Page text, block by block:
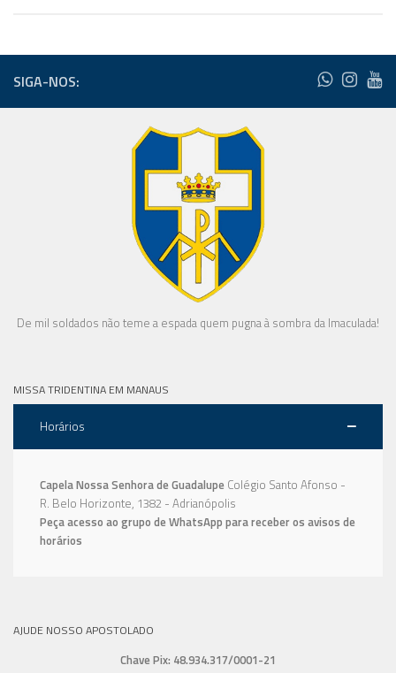
SIGA-NOS:
De mil soldados não teme a espada quem pugna à sombra da Imaculada!
MISSA TRIDENTINA EM MANAUS
Horários
Capela Nossa Senhora de Guadalupe Colégio Santo Afonso -
R. Belo Horizonte, 1382 - Adrianópolis
Peça acesso ao grupo de WhatsApp para receber os avisos de
horários
AJUDE NOSSO APOSTOLADO
Chave Pix: 48.934.317/0001-21